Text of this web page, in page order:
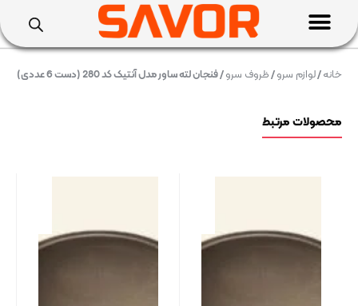
خانه/لوازم سرو/ظروف سرو/ فنجان لته ساور مدل آنتیک کد 280 (دست 6 عددی)
محصولات مرتبط